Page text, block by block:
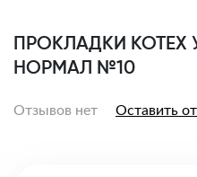
ПРОКЛАДКИ
НОРМАЛ №10
Отзывов нет Оставить